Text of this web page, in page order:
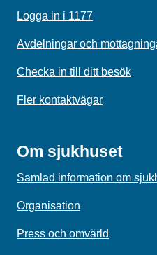
Logga in i 1177
Avdelningar och
Checka in till ditt besök
Fler kontaktvägar
Om sjukhuset
Samlad information om
Organisation
Press och omvärld